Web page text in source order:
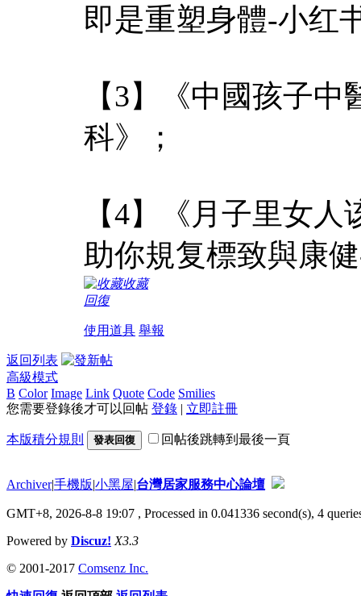
即是重塑身體-小红
【3】《中國孩子
科》；
【4】《月子里女
助你規复標致與康
收藏
回復
使用道具 舉報
返回列表
高級模式
B Color Image Link Quote Code Smilies
您需要登錄後才可以回帖 登錄 | 立即註冊
本版積分規則 發表回復 回帖後跳轉到最後一頁
Archiver|手機版|小黑屋|台灣居家服務中心論壇
GMT+8, 2026-8-8 19:07 , Processed in 0.041336 second(s), 4
Powered by Discuz! X3.3
© 2001-2017 Comsenz Inc.